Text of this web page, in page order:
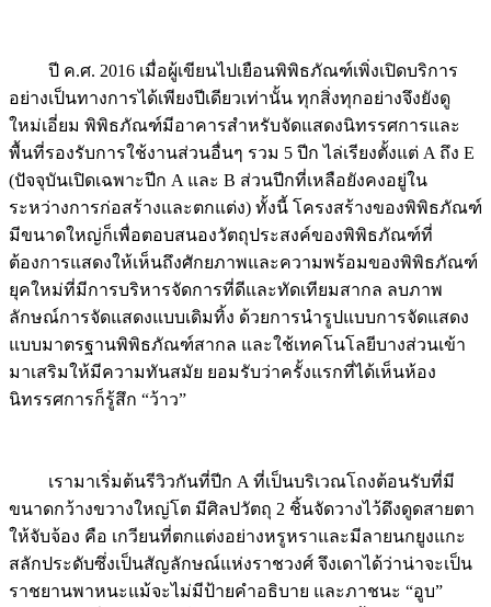
ปี ค.ศ. 2016 เมื่อผู้เขียนไปเยือนพิพิธภัณฑ์เพิ่งเปิดบริการ
อย่างเป็นทางการได้เพียงปีเดียวเท่านั้น ทุกสิ่งทุกอย่างจึงยังดู
ใหม่เอี่ยม พิพิธภัณฑ์มีอาคารสำหรับจัดแสดงนิทรรศการและ
พื้นที่รองรับการใช้งานส่วนอื่นๆ รวม 5 ปีก ไล่เรียงตั้งแต่ A ถึง E
(ปัจจุบันเปิดเฉพาะปีก A และ B ส่วนปีกที่เหลือยังคงอยู่ใน
ระหว่างการก่อสร้างและตกแต่ง) ทั้งนี้ โครงสร้างของพิพิธภัณฑ์
มีขนาดใหญ่ก็เพื่อตอบสนองวัตถุประสงค์ของพิพิธภัณฑ์ที่
ต้องการแสดงให้เห็นถึงศักยภาพและความพร้อมของพิพิธภัณฑ์
ยุคใหม่ที่มีการบริหารจัดการที่ดีและทัดเทียมสากล ลบภาพ
ลักษณ์การจัดแสดงแบบเดิมทิ้ง ด้วยการนำรูปแบบการจัดแสดง
แบบมาตรฐานพิพิธภัณฑ์สากล และใช้เทคโนโลยีบางส่วนเข้า
มาเสริมให้มีความทันสมัย ยอมรับว่าครั้งแรกที่ได้เห็นห้อง
นิทรรศการก็รู้สึก “ว้าว”
เรามาเริ่มต้นรีวิวกันที่ปีก A ที่เป็นบริเวณโถงต้อนรับที่มี
ขนาดกว้างขวางใหญ่โต มีศิลปวัตถุ 2 ชิ้นจัดวางไว้ดึงดูดสายตา
ให้จับจ้อง คือ เกวียนที่ตกแต่งอย่างหรูหราและมีลายนกยูงแกะ
สลักประดับซึ่งเป็นสัญลักษณ์แห่งราชวงศ์ จึงเดาได้ว่าน่าจะเป็น
ราชยานพาหนะแม้จะไม่มีป้ายคำอธิบาย และภาชนะ “อูบ”